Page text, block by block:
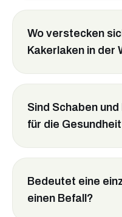
Wo verstecken
Kakerlaken in der
Sind Schaben
für die
Bedeutet eine
einen Befall?